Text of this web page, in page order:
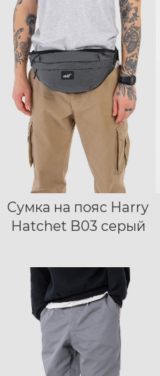
Сумка на пояс Harry
Hatchet B03 серый